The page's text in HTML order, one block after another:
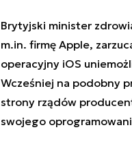
Brytyjski minister
m.in. firmę Apple,
operacyjny iOS
Wcześniej na podobny
strony rządów
swojego